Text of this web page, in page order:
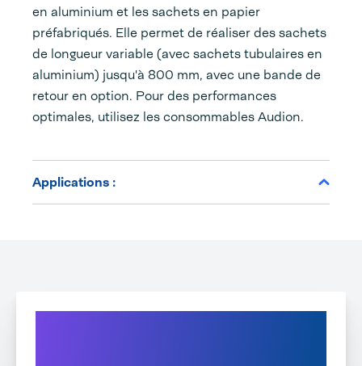
en aluminium et les sachets en papier
préfabriqués. Elle permet de réaliser des sachets
de longueur variable (avec sachets tubulaires en
aluminium) jusqu'à 800 mm, avec une bande de
retour en option. Pour des performances
optimales, utilisez les consommables Audion.
Applications :